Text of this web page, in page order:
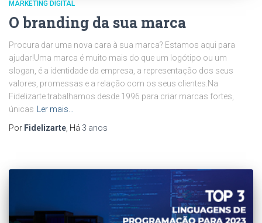
MARKETING DIGITAL
O branding da sua marca
Procura dar uma nova cara à sua marca? Estamos aqui para
ajudar!Uma marca é muito mais do que um logótipo ou um
slogan, é a identidade da empresa, a representação dos seus
valores, promessas e a relação com os seus clientes.Na
Fidelizarte trabalhamos desde 1996 para criar marcas fortes,
únicas Ler mais…
Por Fidelizarte, Há 3 anos